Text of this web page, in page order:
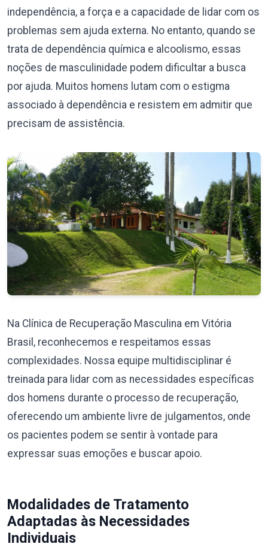
independência, a força e a capacidade de lidar com os
problemas sem ajuda externa. No entanto, quando se
trata de dependência química e alcoolismo, essas
noções de masculinidade podem dificultar a busca
por ajuda. Muitos homens lutam com o estigma
associado à dependência e resistem em admitir que
precisam de assistência.
Na Clínica de Recuperação Masculina em Vitória
Brasil, reconhecemos e respeitamos essas
complexidades. Nossa equipe multidisciplinar é
treinada para lidar com as necessidades específicas
dos homens durante o processo de recuperação,
oferecendo um ambiente livre de julgamentos, onde
os pacientes podem se sentir à vontade para
expressar suas emoções e buscar apoio.
Modalidades de Tratamento
Adaptadas às Necessidades
Individuais